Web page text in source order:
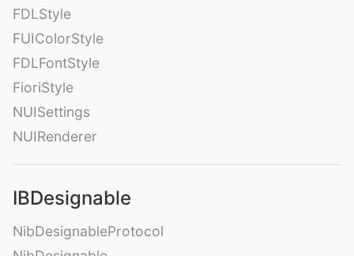
FDLStyle
FUIColorStyle
FDLFontStyle
FioriStyle
NUISettings
NUIRenderer
IBDesignable
NibDesignableProtocol